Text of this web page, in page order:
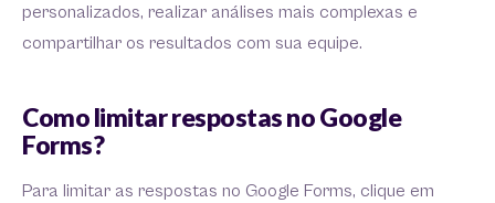
personalizados, realizar análises mais complexas e
compartilhar os resultados com sua equipe.
Como limitar respostas no Google
Forms?
Para limitar as respostas no Google Forms, clique em